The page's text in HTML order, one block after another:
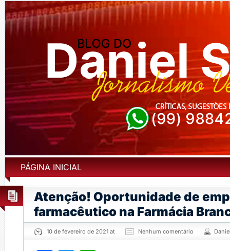
PÁGINA INICIAL
Atenção! Oportunidade de
farmacêutico na Farmácia
10 de fevereiro de 2021 at Nenhum comentário